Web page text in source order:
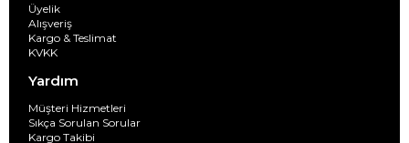
Üyelik
Alışveriş
Kargo & Teslimat
KVKK
Yardım
Müşteri Hizmetleri
Sıkça Sorulan Sorular
Kargo Takibi